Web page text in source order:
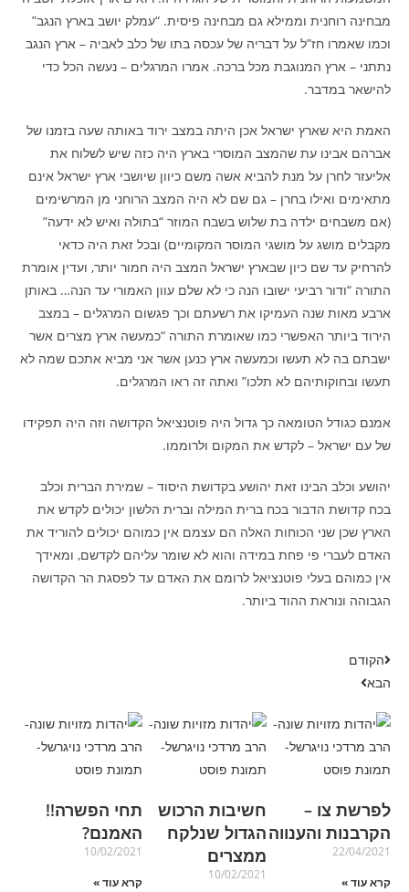
מבחינה רוחנית וממילא גם מבחינה פיסית. “עמלק יושב בארץ הנגב”
וכמו שאמרו חז”ל על דבריה של עכסה בתו של כלב לאביה – ארץ הנגב
נתתני – ארץ המנוגבת מכל ברכה. אמרו המרגלים – נעשה הכל כדי
להישאר במדבר.
האמת היא שארץ ישראל אכן היתה במצב ירוד באותה שעה בזמנו של
אברהם אבינו עת שהמצב המוסרי בארץ היה כזה שיש לשלוח את
אליעזר לחרן על מנת להביא אשה משם כיוון שיושבי ארץ ישראל אינם
מתאימים ואילו בחרן – גם שם לא היה המצב הרוחני מן המרשימים
(אם משבחים ילדה בת שלוש בשבח המוזר “בתולה ואיש לא ידעה”
מקבלים מושג על מושגי המוסר המקומיים) ובכל זאת היה כדאי
להרחיק עד שם כיון שבארץ ישראל המצב היה חמור יותר, ועדין אומרת
התורה “ודור רביעי ישובו הנה כי לא שלם עוון האמורי עד הנה… באותן
ארבע מאות שנה העמיקו את רשעתם וכך פגשום המרגלים – במצב
הירוד ביותר האפשרי כמו שאומרת התורה “כמעשה ארץ מצרים אשר
ישבתם בה לא תעשו וכמעשה ארץ כנען אשר אני מביא אתכם שמה לא
תעשו ובחוקותיהם לא תלכו” ואתה זה ראו המרגלים.
אמנם כגודל הטומאה כך גדול היה פוטנציאל הקדושה וזה היה תפקידו
של עם ישראל – לקדש את המקום ולרוממו.
יהושע וכלב הבינו זאת יהושע בקדושת היסוד – שמירת הברית וכלב
בכח קדושת הדבור בכח ברית המילה וברית הלשון יכולים לקדש את
הארץ שכן שני הכוחות האלה הם עצמם אין כמוהם יכולים להוריד את
האדם לעברי פי פחת במידה והוא לא שומר עליהם לקדשם, ומאידך
אין כמוהם בעלי פוטנציאל לרומם את האדם עד לפסגת הר הקדושה
הגבוהה ונוראת ההוד ביותר.
הקודם
הבא
לפרשת צו –
הקרבנות והענווה
22/04/2021
קרא עוד »
חשיבות הרכוש
הגדול שנלקח
ממצרים
10/02/2021
תחי הפשרה!!
האמנם?
10/02/2021
קרא עוד »